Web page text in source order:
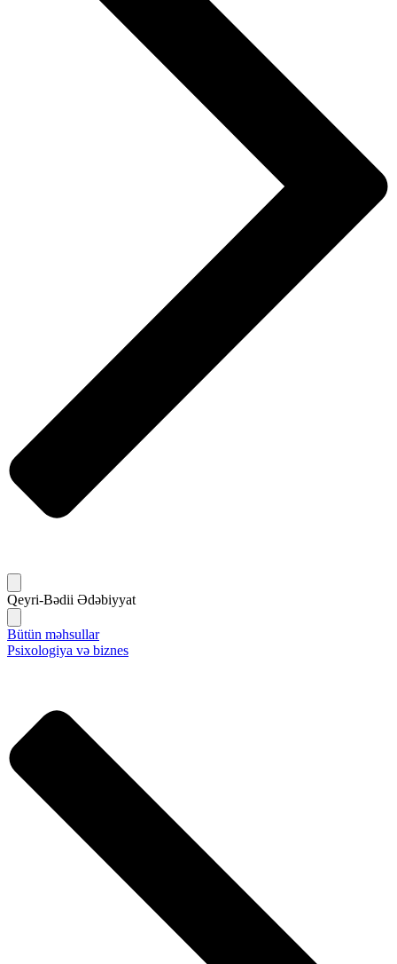
Qeyri-Bədii Ədəbiyyat
Bütün məhsullar
Psixologiya və biznes